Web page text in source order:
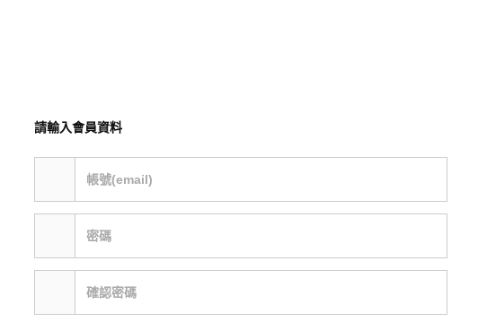
請輸入會員資料
帳號(email)
密碼
確認密碼